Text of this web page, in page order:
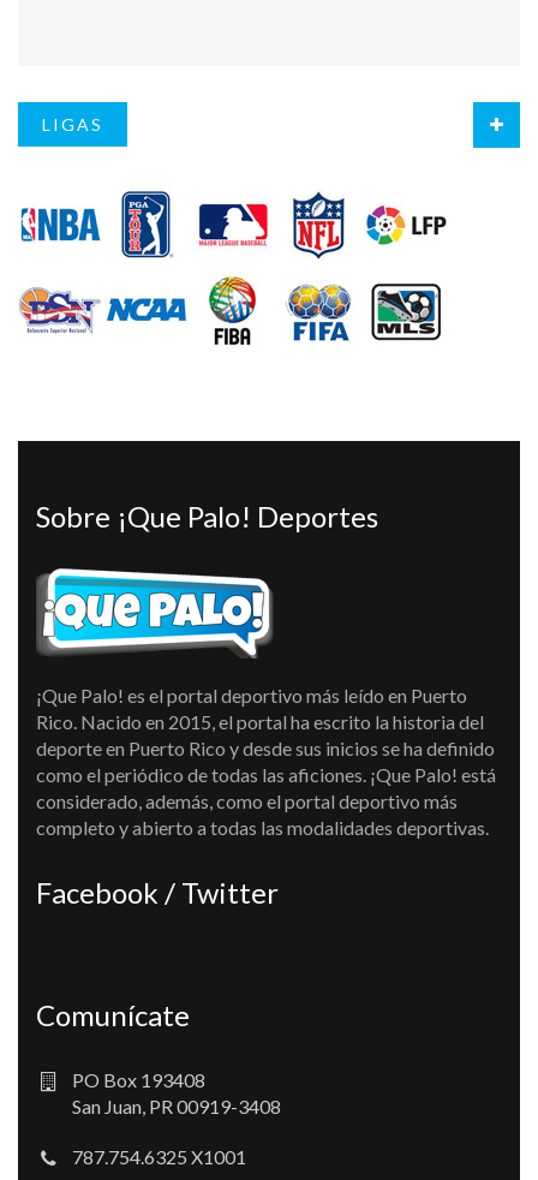
LIGAS
Sobre ¡Que Palo! Deportes
¡Que Palo! es el portal deportivo más leído en Puerto
Rico. Nacido en 2015, el portal ha escrito la historia del
deporte en Puerto Rico y desde sus inicios se ha definido
como el periódico de todas las aficiones. ¡Que Palo! está
considerado, además, como el portal deportivo más
completo y abierto a todas las modalidades deportivas.
Facebook / Twitter
Comunícate
PO Box 193408
San Juan, PR 00919-3408
787.754.6325 X1001